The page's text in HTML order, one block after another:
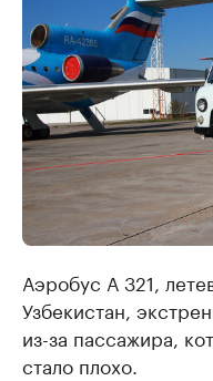
Аэробус А 321,
Узбекистан,
из-за пассажира,
стало плохо.